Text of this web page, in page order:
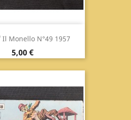
Il Monello N°49 1957
Prix
5,00 €